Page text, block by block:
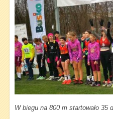
W biegu na 800 m startowało 35